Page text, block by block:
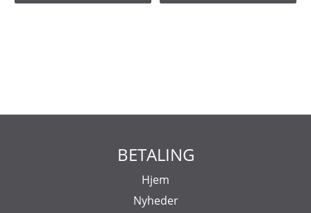
BETALING
Hjem
Nyheder